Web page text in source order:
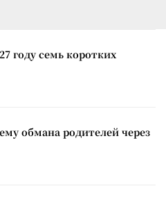
году семь коротких
обмана родителей через